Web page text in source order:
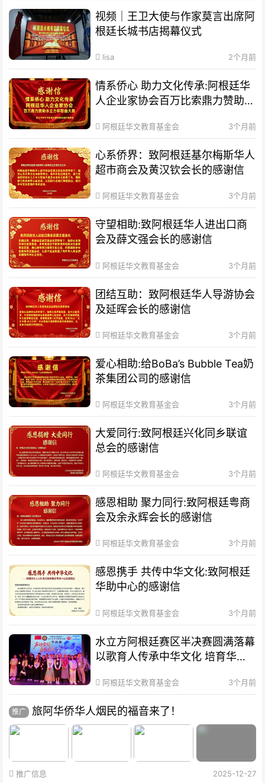
视频｜王卫大使与作家莫言出席阿
根廷长城书店揭幕仪式
lisa 2个月前
情系侨心 助力文化传承:阿根廷华
人企业家协会百万比索鼎力赞助水
阿根廷华文教育基金会 3个月前
心系侨界​：致阿根廷基尔梅斯华人
超市商会及黄汉钦会长的感谢信
阿根廷华文教育基金会 3个月前
守望相助:致阿根廷华人进出口商
会及薛文强会长的感谢信
阿根廷华文教育基金会 3个月前
团结互助：致阿根廷华人导游协会
及延晖会长的感谢信
阿根廷华文教育基金会 3个月前
爱心相助:给BoBa’s Bubble Tea奶
茶集团公司的感谢信
阿根廷华文教育基金会 3个月前
大爱同行:致阿根廷兴化同乡联谊
总会的感谢信
阿根廷华文教育基金会 3个月前
感恩相助 聚力同行:致阿根廷粤商
会及余永辉会长的感谢信
阿根廷华文教育基金会 3个月前
感恩携手 共传中华文化:致阿根廷
华助中心的感谢信
阿根廷华文教育基金会 3个月前
水立方阿根廷赛区半决赛圆满落幕
以歌育人传承中华文化 培育华裔
阿根廷华文教育基金会 3个月前
推广 旅阿华侨华人烟民的福音来了！
推广信息 2025-12-27